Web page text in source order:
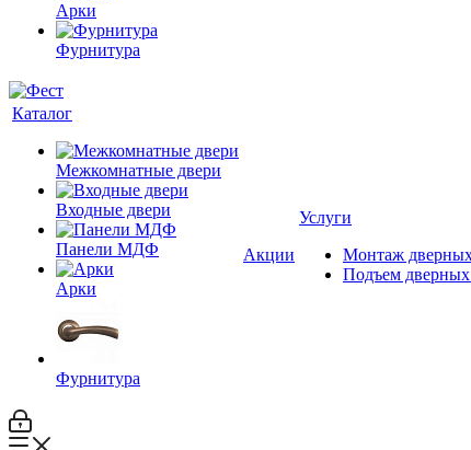
Арки
Фурнитура
Каталог
Межкомнатные двери
Входные двери
Панели МДФ
Арки
Фурнитура
Акции
Услуги
Монтаж
Подъем